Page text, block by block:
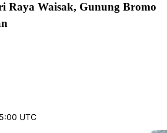
Raya Waisak, Gunung Bromo
UTC